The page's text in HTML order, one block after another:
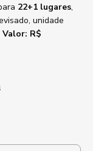
22+1 lugares,
unidade
Valor: R$